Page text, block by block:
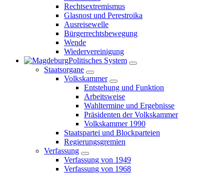
Rechtsextremismus
Glasnost und Perestroika
Ausreisewelle
Bürgerrechtsbewegung
Wende
Wiedervereinigung
Politisches System
Staatsorgane
Volkskammer
Entstehung und Funktion
Arbeitsweise
Wahltermine und Ergebnisse
Präsidenten der Volkskammer
Volkskammer 1990
Staatspartei und Blockparteien
Regierungsgremien
Verfassung
Verfassung von 1949
Verfassung von 1968